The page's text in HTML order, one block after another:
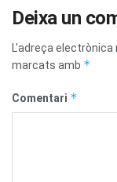
Deixa un
L'adreça electrònica
marcats amb *
Comentari *